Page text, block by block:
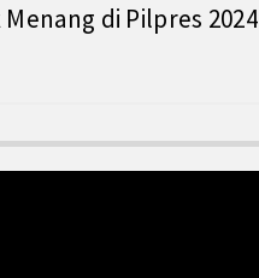
di Pilpres 2024